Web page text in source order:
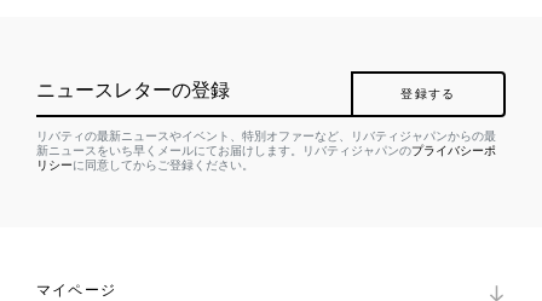
ニュースレターの登録 登録する
リバティの最新ニュースやイベント、特別オファーなど、リバティジャパンからの最
新ニュースをいち早くメールにてお届けします。リバティジャパンのプライバシーポ
リシーに同意してからご登録ください。
マイページ